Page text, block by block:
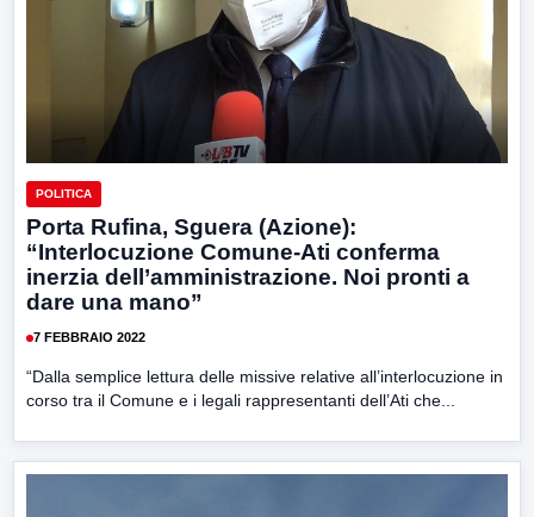
POLITICA
Porta Rufina, Sguera (Azione):
“Interlocuzione Comune-Ati conferma
inerzia dell’amministrazione. Noi pronti a
dare una mano”
7 FEBBRAIO 2022
“Dalla semplice lettura delle missive relative all’interlocuzione in
corso tra il Comune e i legali rappresentanti dell’Ati che...